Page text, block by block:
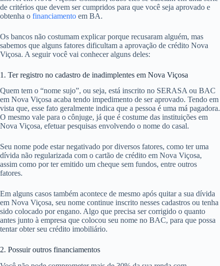
de critérios que devem ser cumpridos para que você seja aprovado e
obtenha o financiamento em BA.
Os bancos não costumam explicar porque recusaram alguém, mas
sabemos que alguns fatores dificultam a aprovação de crédito Nova
Viçosa. A seguir você vai conhecer alguns deles:
1. Ter registro no cadastro de inadimplentes em Nova Viçosa
Quem tem o “nome sujo”, ou seja, está inscrito no SERASA ou BAC
em Nova Viçosa acaba tendo impedimento de ser aprovado. Tendo em
vista que, esse fato geralmente indica que a pessoa é uma má pagadora.
O mesmo vale para o cônjuge, já que é costume das instituições em
Nova Viçosa, efetuar pesquisas envolvendo o nome do casal.
Seu nome pode estar negativado por diversos fatores, como ter uma
dívida não regularizada com o cartão de crédito em Nova Viçosa,
assim como por ter emitido um cheque sem fundos, entre outros
fatores.
Em alguns casos também acontece de mesmo após quitar a sua dívida
em Nova Viçosa, seu nome continue inscrito nesses cadastros ou tenha
sido colocado por engano. Algo que precisa ser corrigido o quanto
antes junto à empresa que colocou seu nome no BAC, para que possa
tentar obter seu crédito imobiliário.
2. Possuir outros financiamentos